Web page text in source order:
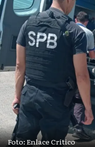
Foto: Enlace Crítico